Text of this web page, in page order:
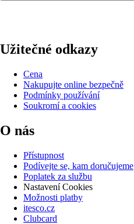
Užitečné odkazy
Cena
Nakupujte online bezpečně
Podmínky používání
Soukromí a cookies
O nás
Přístupnost
Podívejte se, kam doručujeme
Poplatek za službu
Nastavení Cookies
Možnosti platby
itesco.cz
Clubcard